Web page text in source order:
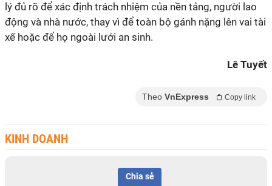
lý đủ rõ để xác định trách nhiệm của nền tảng, người lao
động và nhà nước, thay vì để toàn bộ gánh nặng lên vai tài
xế hoặc để họ ngoài lưới an sinh.
Lê Tuyết
Theo VnExpress Copy link
KINH DOANH
Chia sẻ